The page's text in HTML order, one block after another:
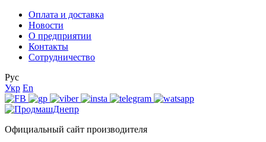
Оплата и доставка
Новости
О предприятии
Контакты
Сотрудничество
Рус
Укр En
Официальный сайт производителя